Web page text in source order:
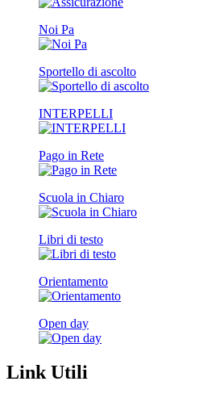
Noi Pa
Sportello di ascolto
INTERPELLI
Pago in Rete
Scuola in Chiaro
Libri di testo
Orientamento
Open day
Link Utili